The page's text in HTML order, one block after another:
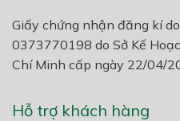
Giấy chứng nhận đăng kí
0373770198 do Sở Kế
Chí Minh cấp ngày 22/04/
Hỗ trợ khách hàng